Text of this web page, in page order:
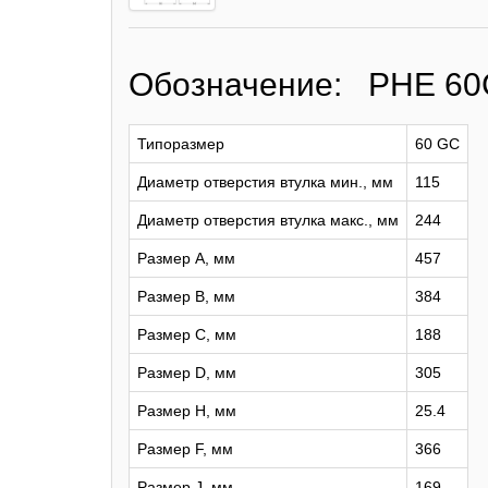
Обозначение: PHE
Типоразмер 60 GC
Диаметр отверстия втулка мин., мм 115
Диаметр отверстия втулка макс., мм 244
Размер A, мм 457
Размер B, мм 384
Размер C, мм 188
Размер D, мм 305
Размер H, мм 25.4
Размер F, мм 366